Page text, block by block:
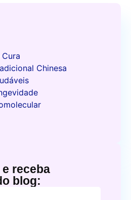
Chinesa
receba
blog: